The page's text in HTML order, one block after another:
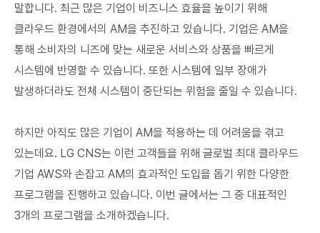
말합니다. 최근 많은 기업이 비즈니스 효율을 높이기 위해
클라우드 환경에서의 AM을 추진하고 있습니다. 기업은 AM을
통해 소비자의 니즈에 맞는 새로운 서비스와 상품을 빠르게
시스템에 반영할 수 있습니다. 또한 시스템에 일부 장애가
발생하더라도 전체 시스템이 중단되는 위험을 줄일 수 있습니다.
하지만 아직도 많은 기업이 AM을 적용하는 데 어려움을 겪고
있는데요. LG CNS는 이런 고객들을 위해 글로벌 최대 클라우드
기업 AWS와 손잡고 AM의 효과적인 도입을 돕기 위한 다양한
프로그램을 진행하고 있습니다. 이번 글에서는 그 중 대표적인
3개의 프로그램을 소개하겠습니다.